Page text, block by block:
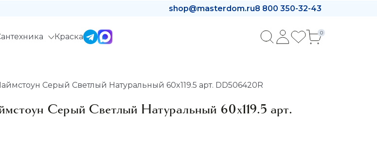
shop@masterdom.ru8 800 350-32-43
Краска 0
Серый Светлый Натуральный 60x119.5 арт. DD506420R
Серый Светлый Натуральный 60x119.5 арт.